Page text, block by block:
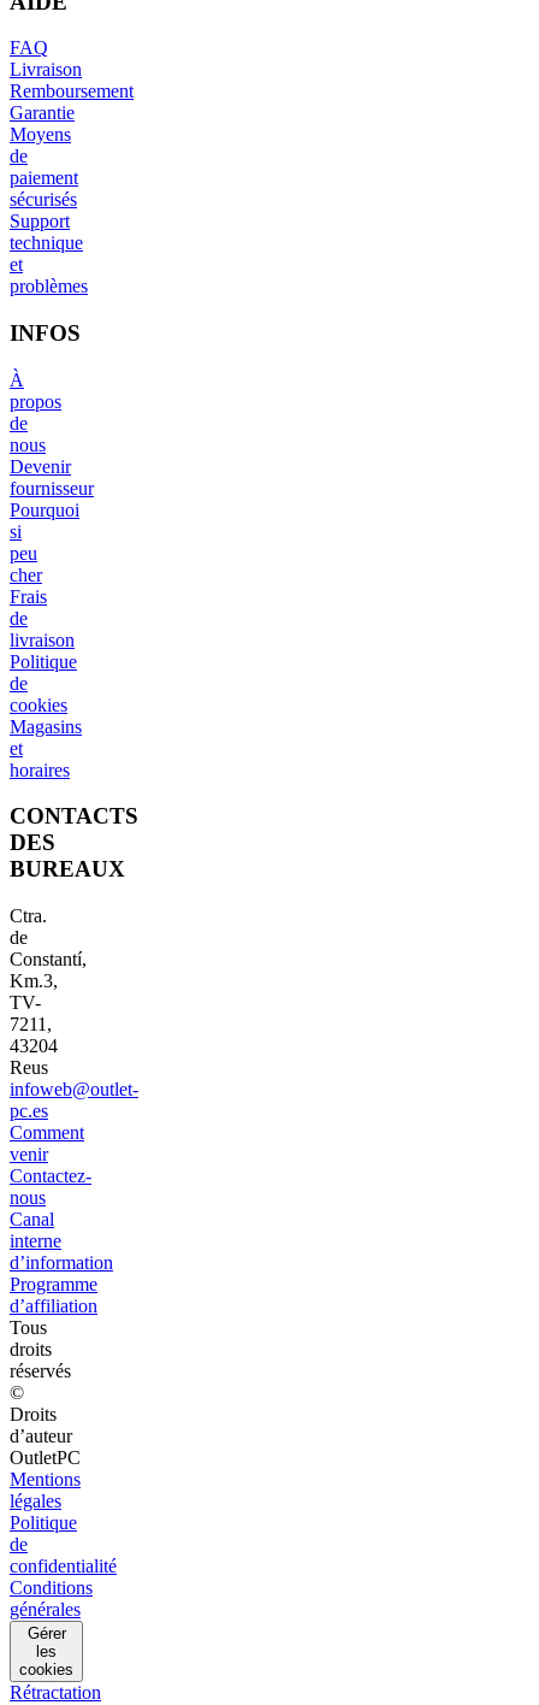
FAQ
Livraison
Remboursement
Garantie
Moyens
de
paiement
sécurisés
Support
technique
et
problèmes
INFOS
À
propos
de
nous
Devenir
fournisseur
Pourquoi
si
peu
cher
Frais
de
livraison
Politique
de
cookies
Magasins
et
horaires
CONTACTS
DES
BUREAUX
Ctra.
de
Constantí,
Km.3,
TV-
7211,
43204
Reus
infoweb@outlet-
pc.es
Comment
venir
Contactez-
nous
Canal
interne
d’information
Programme
d’affiliation
Tous
droits
réservés
©
Droits
d’auteur
OutletPC
Mentions
légales
Politique
de
confidentialité
Conditions
générales
Gérer
les
cookies
Rétractation